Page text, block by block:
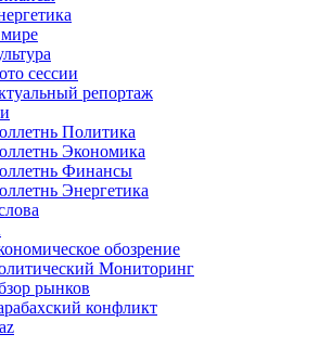
сессии
репортаж
Политика
Экономика
Финансы
Энергетика
обозрение
Мониторинг
рынков
конфликт